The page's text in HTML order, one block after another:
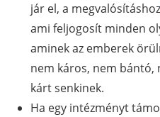
jár el, a megvalósításhoz
ami feljogosít minden
aminek az emberek
nem káros, nem bántó,
kárt senkinek.
Ha egy intézményt